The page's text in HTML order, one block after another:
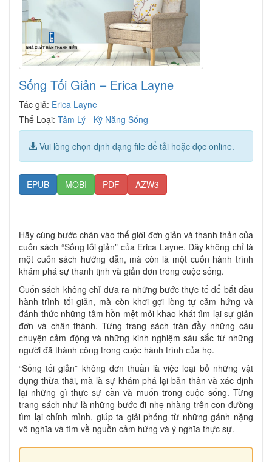
Sống Tối Giản – Erica Layne
Tác giả: Erica Layne
Thể Loại: Tâm Lý - Kỹ Năng Sống
Vui lòng chọn định dạng file để tải hoặc đọc online.
EPUB MOBI PDF AZW3
Hãy cùng bước chân vào thế giới đơn giản và thanh thản của
cuốn sách “Sống tối giản” của Erica Layne. Đây không chỉ là
một cuốn sách hướng dẫn, mà còn là một cuốn hành trình
khám phá sự thanh tịnh và giản đơn trong cuộc sống.
Cuốn sách không chỉ đưa ra những bước thực tế để bắt đầu
hành trình tối giản, mà còn khơi gợi lòng tự cảm hứng và
đánh thức những tâm hồn mệt mỏi khao khát tìm lại sự giản
đơn và chân thành. Từng trang sách tràn đầy những câu
chuyện cảm động và những kinh nghiệm sâu sắc từ những
người đã thành công trong cuộc hành trình của họ.
“Sống tối giản” không đơn thuần là việc loại bỏ những vật
dụng thừa thãi, mà là sự khám phá lại bản thân và xác định
lại những gì thực sự cần và muốn trong cuộc sống. Từng
trang sách như là những bước đi nhẹ nhàng trên con đường
tìm lại chính mình, giúp ta giải phóng từ những gánh nặng
vô nghĩa và tìm về nguồn cảm hứng và ý nghĩa thực sự.